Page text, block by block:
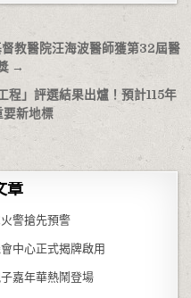
教醫院汪海波醫師獲第32屆醫
→
」評選結果出爐！預計115年
要新地標
章
警搶先預警
中心正式揭牌啟用
嘉年華熱鬧登場